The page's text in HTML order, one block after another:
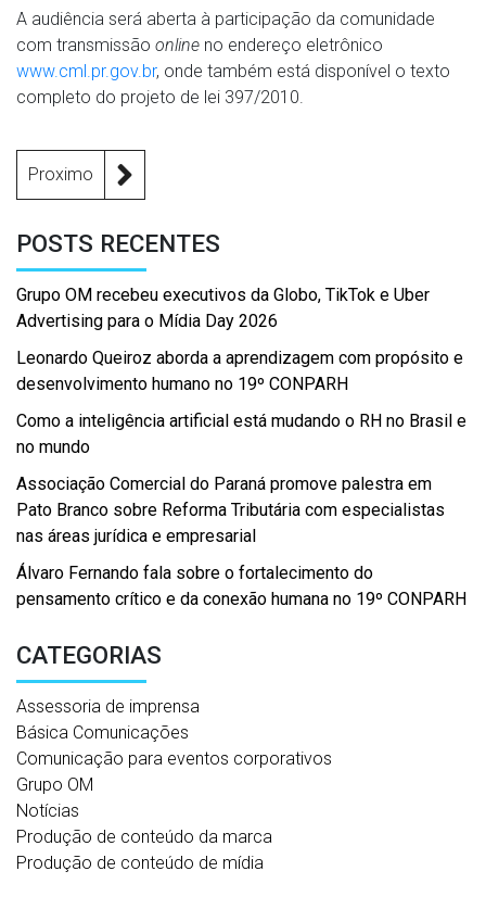
A audiência será aberta à participação da comunidade
com transmissão online no endereço eletrônico
www.cml.pr.gov.br, onde também está disponível o texto
completo do projeto de lei 397/2010.
Proximo
POSTS RECENTES
Grupo OM recebeu executivos da Globo, TikTok e Uber
Advertising para o Mídia Day 2026
Leonardo Queiroz aborda a aprendizagem com propósito e
desenvolvimento humano no 19º CONPARH
Como a inteligência artificial está mudando o RH no Brasil e
no mundo
Associação Comercial do Paraná promove palestra em
Pato Branco sobre Reforma Tributária com especialistas
nas áreas jurídica e empresarial
Álvaro Fernando fala sobre o fortalecimento do
pensamento crítico e da conexão humana no 19º CONPARH
CATEGORIAS
Assessoria de imprensa
Básica Comunicações
Comunicação para eventos corporativos
Grupo OM
Notícias
Produção de conteúdo da marca
Produção de conteúdo de mídia